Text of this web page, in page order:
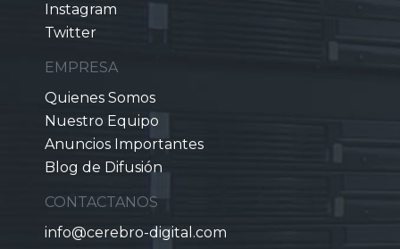
Instagram
Twitter
EMPRESA
Quienes Somos
Nuestro Equipo
Anuncios Importantes
Blog de Difusión
CONTACTANOS
info@cerebro-digital.com